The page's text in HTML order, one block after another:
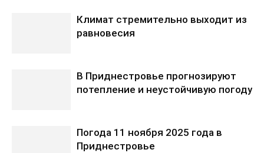
Климат стремительно выходит из
равновесия
В Приднестровье прогнозируют
потепление и неустойчивую погоду
Погода 11 ноября 2025 года в
Приднестровье